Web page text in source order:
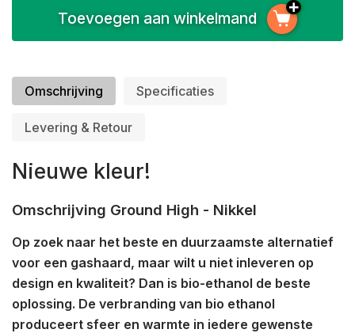
Omschrijving
Nieuwe kleur!
Omschrijving Ground High - Nikkel
Op zoek naar het beste en duurzaamste alternatief
voor een gashaard, maar wilt u niet inleveren op
design en kwaliteit? Dan is bio-ethanol de beste
oplossing. De verbranding van bio ethanol
produceert sfeer en warmte in iedere gewenste
Specificaties
Levering & Retour
Toevoegen aan winkelmand